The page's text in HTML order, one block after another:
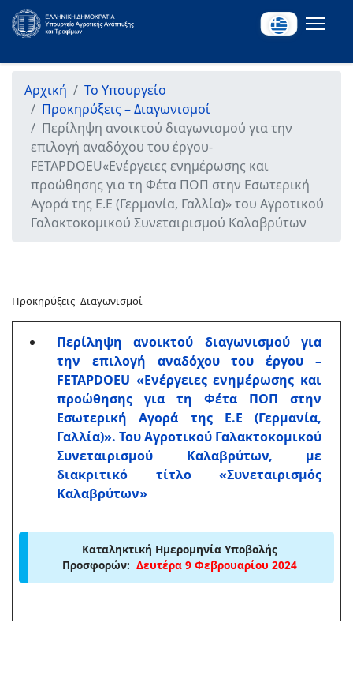
Αρχική
Το Υπουργείο
Προκηρύξεις – Διαγωνισμοί
Περίληψη ανοικτού διαγωνισμού για την
επιλογή αναδόχου του έργου-
FETAPDOEU«Ενέργειες ενημέρωσης και
προώθησης για τη Φέτα ΠΟΠ στην Εσωτερική
Αγορά της Ε.Ε (Γερμανία, Γαλλία)» τoυ Αγροτικού
Γαλακτοκομικού Συνεταιρισμού Καλαβρύτων
Προκηρύξεις–Διαγωνισμοί
Περίληψη ανοικτού διαγωνισμού για
την επιλογή αναδόχου του έργου –
FETAPDOEU «Ενέργειες ενημέρωσης και
προώθησης για τη Φέτα ΠΟΠ στην
Εσωτερική Αγορά της Ε.Ε (Γερμανία,
Γαλλία)». Toυ Αγροτικού Γαλακτοκομικού
Συνεταιρισμού Καλαβρύτων, με
διακριτικό τίτλο «Συνεταιρισμός
Καλαβρύτων»
Καταληκτική Ημερομηνία Υποβολής
Προσφορών: Δευτέρα 9 Φεβρουαρίου 2024